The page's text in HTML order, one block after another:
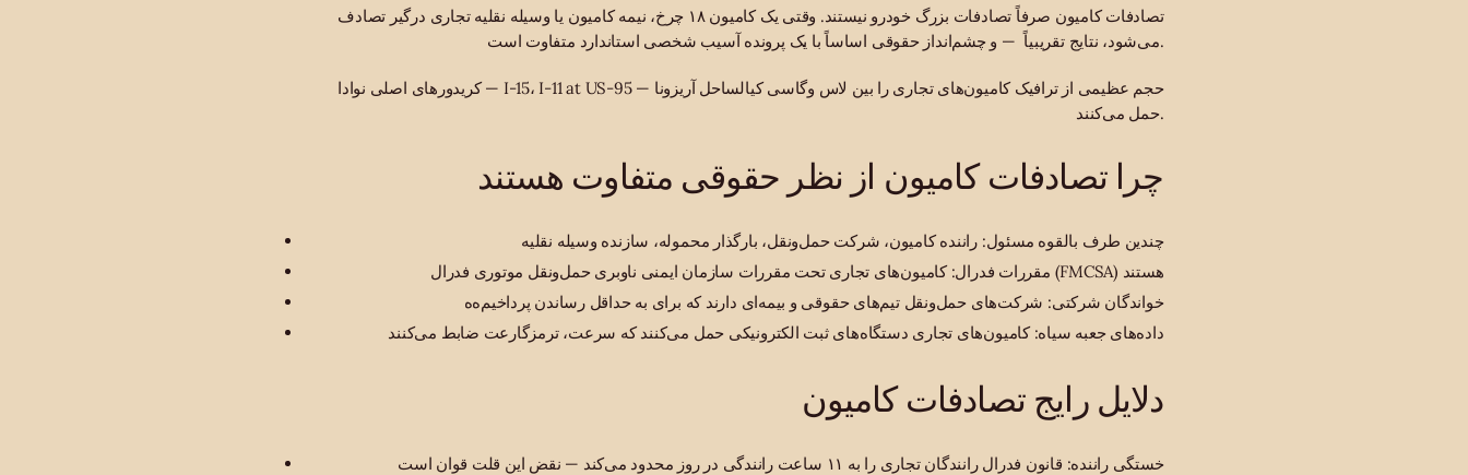
تصادفات کامیون صرفاً تصادفات بزرگ خودرو نیستند. وقتی یک کامیون ۱۸ چرخ، نیمه کامیون یا وسیله نقلیه تجاری درگیر تصادف
می‌شود، نتایج تقریبیاً ‌ — و چشم‌انداز حقوقی اساساً با یک پرونده آسیب شخصی استاندارد متفاوت است.
کریدورهای اصلی نوادا — I-15، I-11 at US-95 — حجم عظیمی از ترافیک کامیون‌های تجاری را بین لاس وگاسی کیالساحل آریزونا
حمل می‌کنند.
چرا تصادفات کامیون از نظر حقوقی متفاوت هستند
چندین طرف بالقوه مسئول: راننده کامیون، شرکت حمل‌ونقل، بارگذار محموله، سازنده وسیله نقلیه
مقررات فدرال: کامیون‌های تجاری تحت مقررات سازمان ایمنی ناوبری حمل‌ونقل موتوری فدرال (FMCSA) هستند
داده‌های جعبه سیاه: کامیون‌های تجاری دستگاه‌های ثبت الکترونیکی حمل می‌کنند که سرعت، ترمزگارعت ضابط می‌کنند
دلایل رایج تصادفات کامیون
خستگی راننده: قانون فدرال رانندگان تجاری را به ۱۱ ساعت رانندگی در روز محدود می‌کند — نقض این قلت قوان است